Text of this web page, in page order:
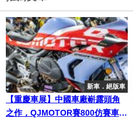
新車．絕版車
【重慶車展】中國車廠嶄露頭角
之作，QJMOTOR賽800仿賽車型